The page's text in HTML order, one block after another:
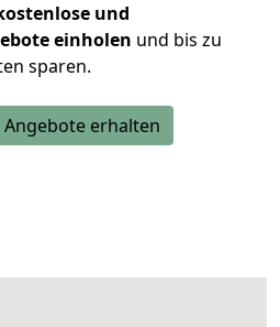
und
einholen und bis zu
sparen.
Angebote erhalten